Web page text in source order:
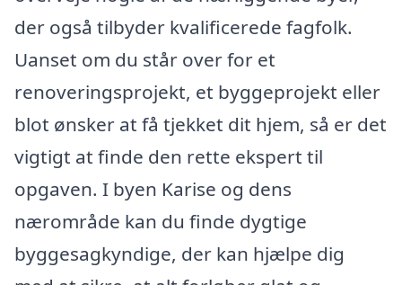
der også tilbyder kvalificerede fagfolk.
Uanset om du står over for et
renoveringsprojekt, et byggeprojekt eller
blot ønsker at få tjekket dit hjem, så er det
vigtigt at finde den rette ekspert til
opgaven. I byen Karise og dens
nærområde kan du finde dygtige
byggesagkyndige, der kan hjælpe dig